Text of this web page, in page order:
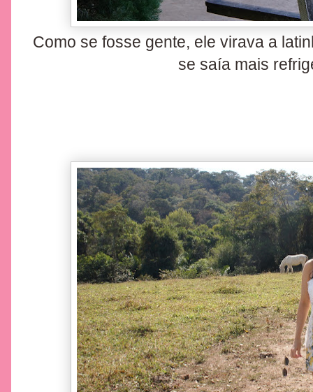
Como se fosse gente, ele virava a
se saía mais